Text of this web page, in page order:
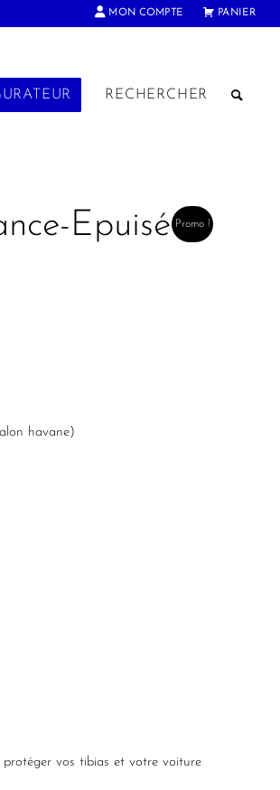
MON COMPTE PANIER
RECHERCHER
Promo !
Epuisé
havane)
protéger vos tibias et votre voiture